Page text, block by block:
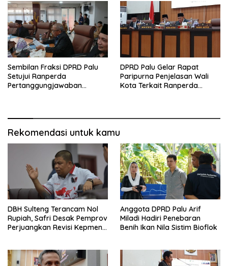
Sembilan Fraksi DPRD Palu
Setujui Ranperda
Pertanggungjawaban
DPRD Palu Gelar Rapat
Paripurna Penjelasan Wali
Kota Terkait Ranperda
Rekomendasi untuk kamu
DBH Sulteng Terancam Nol
Rupiah, Safri Desak Pemprov
Perjuangkan Revisi Kepmen
Anggota DPRD Palu Arif
Miladi Hadiri Penebaran
Benih Ikan Nila Sistim Bioflok